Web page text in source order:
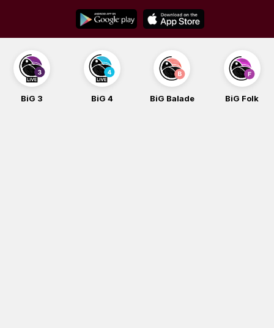
content
BiG 3 BiG 4 BiG Balade BiG Folk